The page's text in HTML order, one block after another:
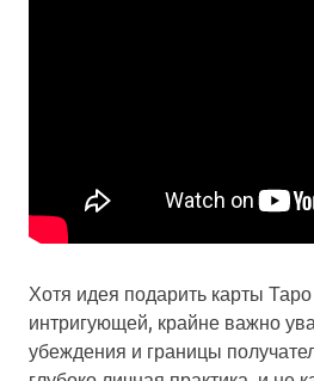
Хотя идея подарить карты
интригующей, крайне важно
убеждения и границы